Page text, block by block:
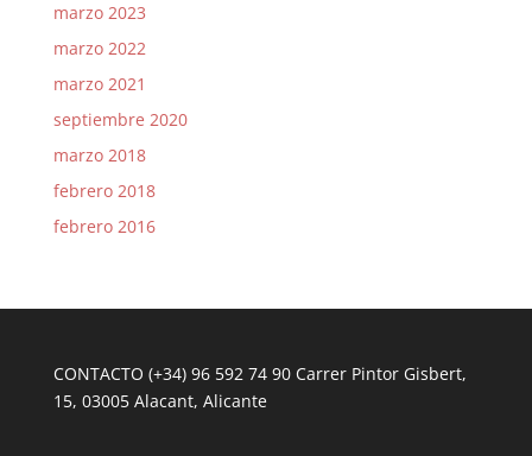
marzo 2023
marzo 2022
marzo 2021
septiembre 2020
marzo 2018
febrero 2018
febrero 2016
CONTACTO (+34) 96 592 74 90 Carrer Pintor Gisbert,
15, 03005 Alacant, Alicante